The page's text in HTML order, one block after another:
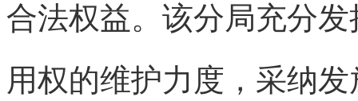
合法权益。该分局充分
用权的维护力度，采纳